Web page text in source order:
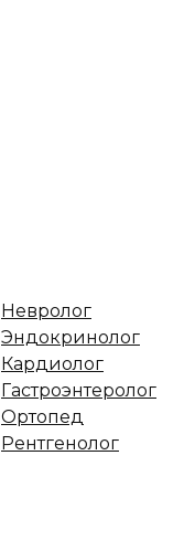
Невролог
Эндокринолог
Кардиолог
Гастроэнтеролог
Ортопед
Рентгенолог